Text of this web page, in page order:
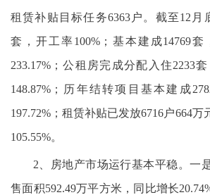
租赁补贴目标任务6363户。截至12月
套，开工率100%；基本建成14769
233.17%；公租房完成分配入住2233
148.87%；历年结转项目基本建成
197.72%；租赁补贴已发放6716户664
105.55%。
2、房地产市场运行基本平稳。一
售面积592.49万平方米，同比增长